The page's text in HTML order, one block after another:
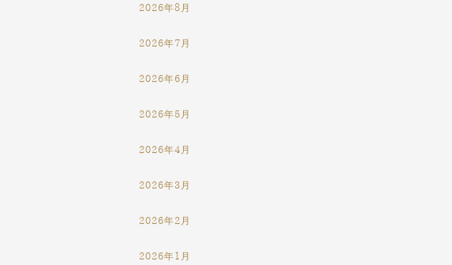
2026年8月
2026年7月
2026年6月
2026年5月
2026年4月
2026年3月
2026年2月
2026年1月